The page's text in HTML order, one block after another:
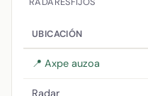
UBICACIÓN
📍 Axpe auzoa